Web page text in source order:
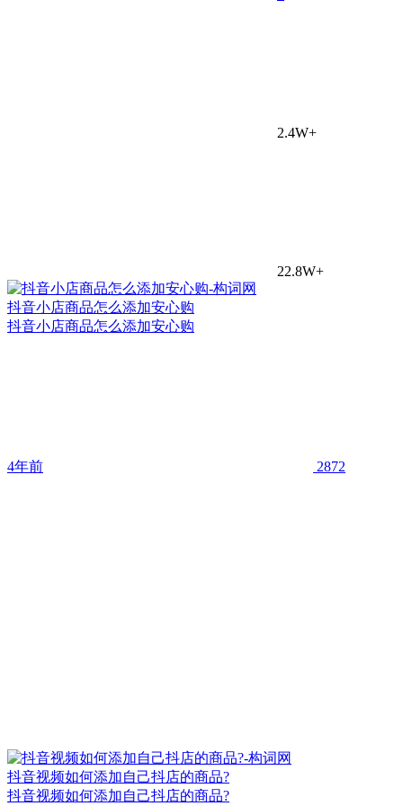
2.4W+
22.8W+
抖音小店商品怎么添加安心购
抖音小店商品怎么添加安心购
4年前 2872
抖音视频如何添加自己抖店的商品?
抖音视频如何添加自己抖店的商品?